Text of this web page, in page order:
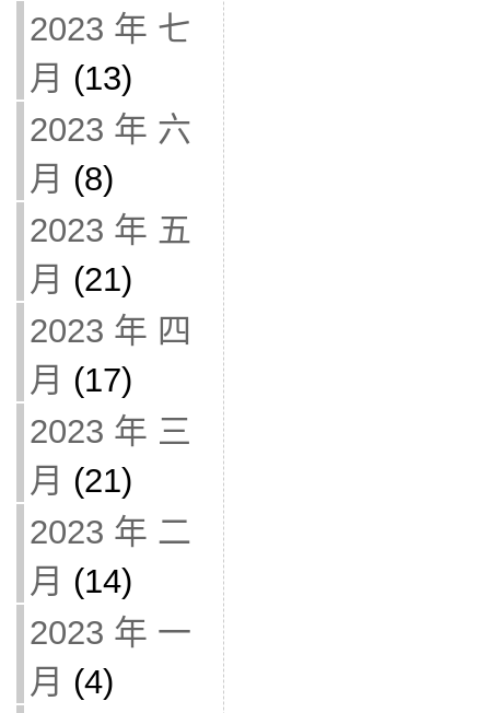
2023 年 七
月 (13)
2023 年 六
月 (8)
2023 年 五
月 (21)
2023 年 四
月 (17)
2023 年 三
月 (21)
2023 年 二
月 (14)
2023 年 一
月 (4)